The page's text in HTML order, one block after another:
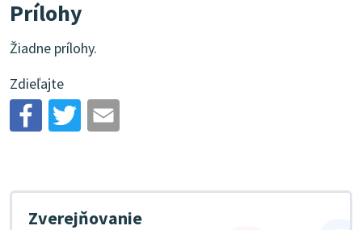
Prílohy
Žiadne prílohy.
Zdieľajte
Zverejňovanie